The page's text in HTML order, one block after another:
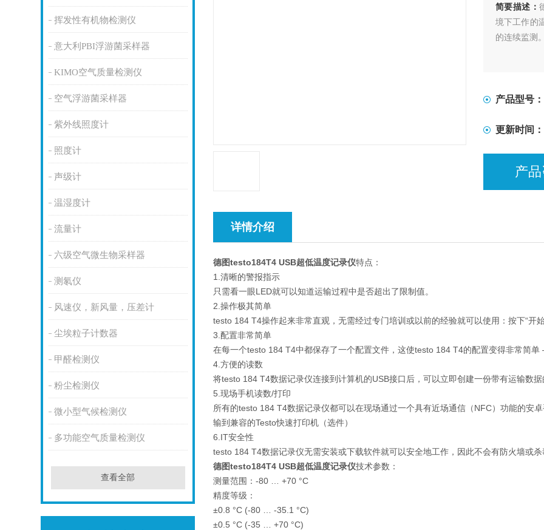
挥发性有机物检测仪
意大利PBI浮游菌采样器
KIMO空气质量检测仪
空气浮游菌采样器
紫外线照度计
照度计
声级计
温湿度计
流量计
六级空气微生物采样器
测氡仪
风速仪，新风量，压差计
尘埃粒子计数器
甲醛检测仪
粉尘检测仪
微小型气候检测仪
多功能空气质量检测仪
查看全部
简要描述：
境下工作的
的连续监测。
产品型号：
更新时间：
产
详情介绍
德图testo184T4 USB超低温度记录仪特点：
1.清晰的警报指示
只需看一眼LED就可以知道运输过程中是否超出了限制值。
2.操作极其简单
testo 184 T4操作起来非常直观，无需经过专门培训或以前的经验就可以使用：按下“开
3.配置非常简单
在每一个testo 184 T4中都保存了一个配置文件，这使testo 184 T4的配置变得非常简单
4.方便的读数
将testo 184 T4数据记录仪连接到计算机的USB接口后，可以立即创建一份带有运输数
5.现场手机读数/打印
所有的testo 184 T4数据记录仪都可以在现场通过一个具有近场通信（NFC）功能的安
输到兼容的Testo快速打印机（选件）
6.IT安全性
testo 184 T4数据记录仪无需安装或下载软件就可以安全地工作，因此不会有防火墙或杀
德图testo184T4 USB超低温度记录仪技术参数：
测量范围：-80 … +70 °C
精度等级：
±0.8 °C (-80 … -35.1 °C)
±0.5 °C (-35 … +70 °C)